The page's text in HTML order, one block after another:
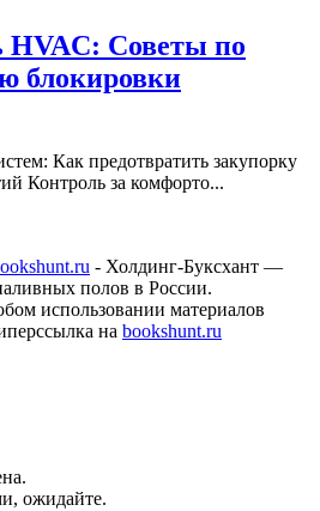
HVAC: Советы по
блокировки
Как предотвратить закупорку
Контроль за комфорто...
- Холдинг-Буксхант —
полов в России.
использовании материалов
на bookshunt.ru
ожидайте.